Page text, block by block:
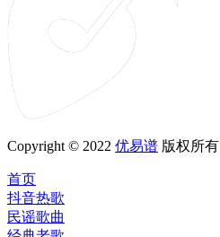
Copyright © 2022 优易谱 版权所有
首页
抖音热歌
民谣歌曲